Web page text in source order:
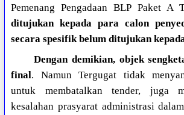
Pemenang Pengadaan BLP Paket A
ditujukan kepada para calon
secara spesifik belum ditujukan
Dengan demikian, objek
final. Namun Tergugat tidak
untuk membatalkan tender, juga
kesalahan prasyarat administrasi